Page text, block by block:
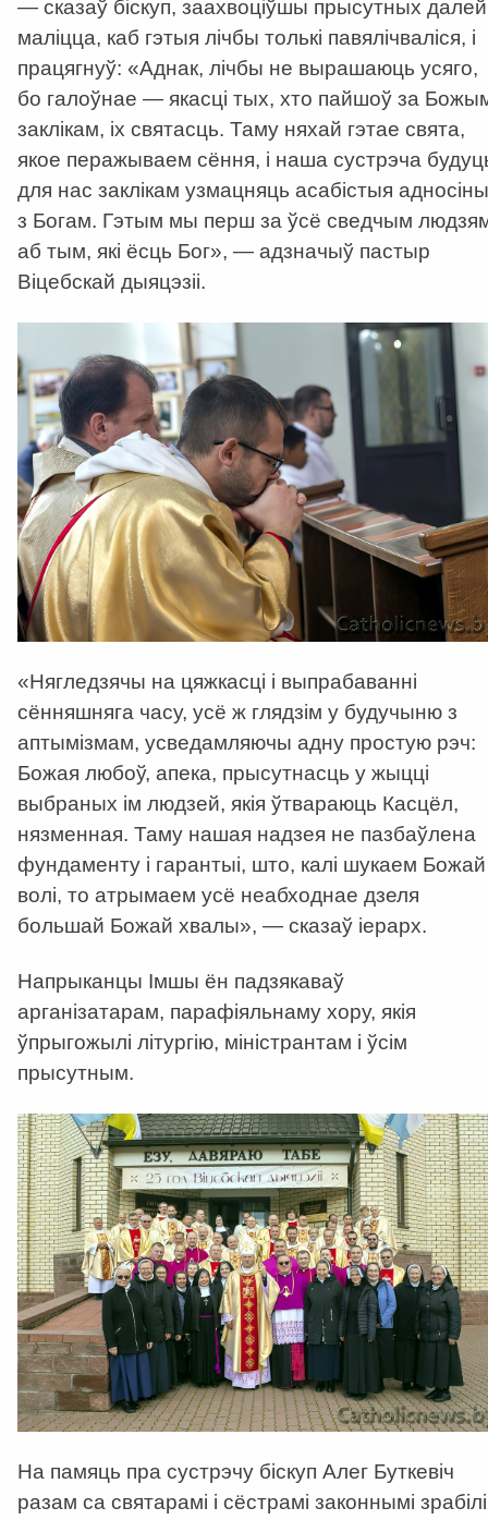
— сказаў біскуп, заахвоціўшы прысутных далей
маліцца, каб гэтыя лічбы толькі павялічваліся, і
працягнуў: «Аднак, лічбы не вырашаюць усяго,
бо галоўнае — якасці тых, хто пайшоў за
заклікам, іх святасць. Таму няхай гэтае свята,
якое перажываем сёння, і наша сустрэча
для нас заклікам узмацняць асабістыя адносіны
з Богам. Гэтым мы перш за ўсё сведчым
аб тым, які ёсць Бог», — адзначыў пастыр
Віцебскай дыяцэзіі.
«Нягледзячы на цяжкасці і выпрабаванні
сённяшняга часу, усё ж глядзім у будучыню з
аптымізмам, усведамляючы адну простую рэч:
Божая любоў, апека, прысутнасць у жыцці
выбраных ім людзей, якія ўтвараюць Касцёл,
нязменная. Таму нашая надзея не пазбаўлена
фундаменту і гарантыі, што, калі шукаем Божай
волі, то атрымаем усё неабходнае дзеля
большай Божай хвалы», — сказаў іерарх.
Напрыканцы Імшы ён падзякаваў
арганізатарам, парафіяльнаму хору, якія
ўпрыгожылі літургію, міністрантам і ўсім
прысутным.
На памяць пра сустрэчу біскуп Алег Буткевіч
разам са святарамі і сёстрамі законнымі зрабілі